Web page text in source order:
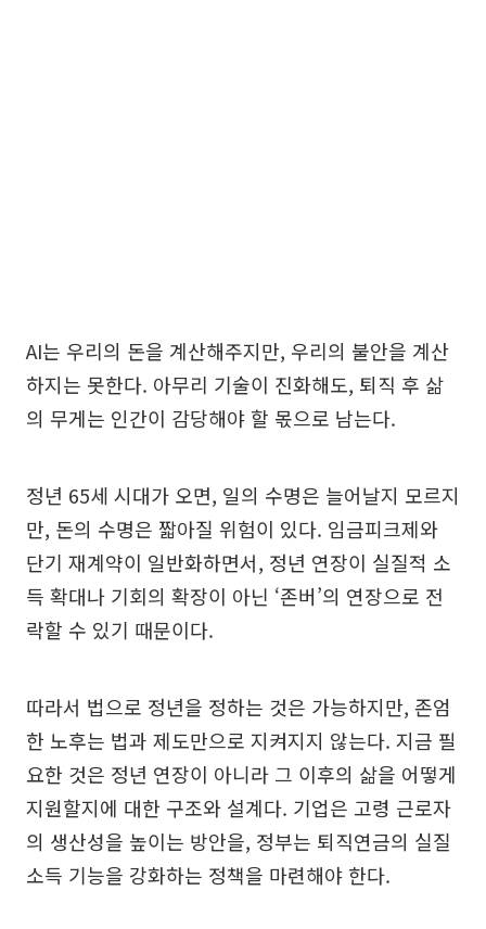
AI는 우리의 돈을 계산해주지만, 우리의 불안을 계산
하지는 못한다. 아무리 기술이 진화해도, 퇴직 후 삶
의 무게는 인간이 감당해야 할 몫으로 남는다.
정년 65세 시대가 오면, 일의 수명은 늘어날지 모르지
만, 돈의 수명은 짧아질 위험이 있다. 임금피크제와
단기 재계약이 일반화하면서, 정년 연장이 실질적 소
득 확대나 기회의 확장이 아닌 ‘존버’의 연장으로 전
락할 수 있기 때문이다.
따라서 법으로 정년을 정하는 것은 가능하지만, 존엄
한 노후는 법과 제도만으로 지켜지지 않는다. 지금 필
요한 것은 정년 연장이 아니라 그 이후의 삶을 어떻게
지원할지에 대한 구조와 설계다. 기업은 고령 근로자
의 생산성을 높이는 방안을, 정부는 퇴직연금의 실질
소득 기능을 강화하는 정책을 마련해야 한다.